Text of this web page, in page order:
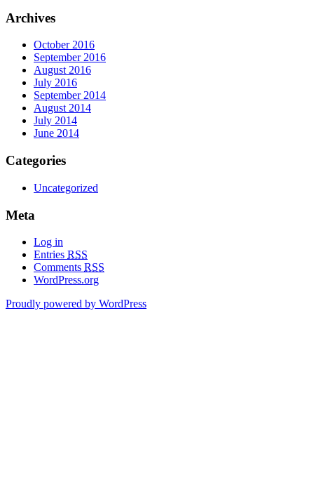
Archives
October 2016
September 2016
August 2016
July 2016
September 2014
August 2014
July 2014
June 2014
Categories
Uncategorized
Meta
Log in
Entries RSS
Comments RSS
WordPress.org
Proudly powered by WordPress